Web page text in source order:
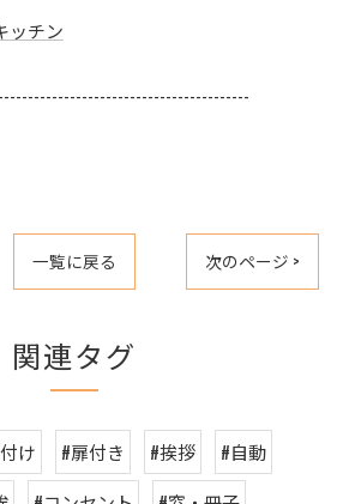
ッチン
一覧に戻る 次のページ >
関連タグ
け #扉付き #挨拶
#自動